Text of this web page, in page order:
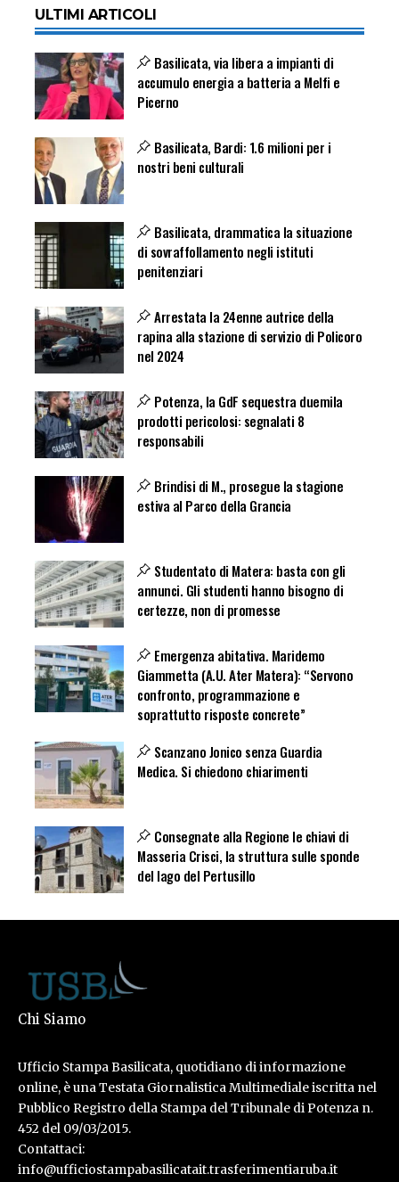
ULTIMI ARTICOLI
Basilicata, via libera a impianti di
accumulo energia a batteria a Melfi e
Picerno
Basilicata, Bardi: 1.6 milioni per i
nostri beni culturali
Basilicata, drammatica la situazione
di sovraffollamento negli istituti
penitenziari
Arrestata la 24enne autrice della
rapina alla stazione di servizio di Policoro
nel 2024
Potenza, la GdF sequestra duemila
prodotti pericolosi: segnalati 8
responsabili
Brindisi di M., prosegue la stagione
estiva al Parco della Grancia
Studentato di Matera: basta con gli
annunci. Gli studenti hanno bisogno di
certezze, non di promesse
Emergenza abitativa. Maridemo
Giammetta (A.U. Ater Matera): “Servono
confronto, programmazione e
soprattutto risposte concrete”
Scanzano Jonico senza Guardia
Medica. Si chiedono chiarimenti
Consegnate alla Regione le chiavi di
Masseria Crisci, la struttura sulle sponde
del lago del Pertusillo
Chi Siamo
Ufficio Stampa Basilicata, quotidiano di informazione
online, è una Testata Giornalistica Multimediale iscritta nel
Pubblico Registro della Stampa del Tribunale di Potenza n.
452 del 09/03/2015.
Contattaci:
info@ufficiostampabasilicatait.trasferimentiaruba.it